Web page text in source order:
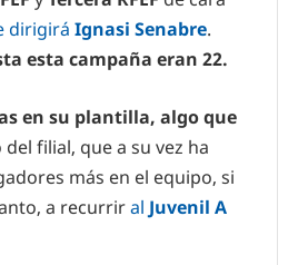
dirigirá Ignasi Senabre.
esta campaña eran 22.
en su plantilla, algo que
filial, que a su vez ha
más en el equipo, si
a recurriral Juvenil A